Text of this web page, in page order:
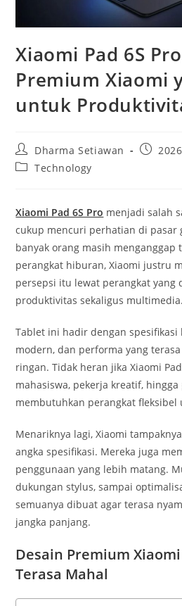
Xiaomi Pad 6S
Premium Xiaomi
untuk
Post
author:
Dharma Setiawan
Post
PostTechnology
Xiaomi Pad 6S Pro menjadi salah
cukup mencuri perhatian di pasar
banyak orang masih menganggap
perangkat hiburan, Xiaomi justru
persepsi itu lewat perangkat yang
produktivitas sekaligus multimedia.
Tablet ini hadir dengan spesifikasi
modern, dan performa yang
ringan. Tidak heran jika Xiaomi
mahasiswa, pekerja kreatif,
membutuhkan perangkat fleksibel
Menariknya lagi, Xiaomi
angka spesifikasi. Mereka juga
penggunaan yang lebih matang.
dukungan stylus, sampai
semuanya dibuat agar terasa
jangka panjang.
Desain Premium Xiaomi
Terasa Mahal